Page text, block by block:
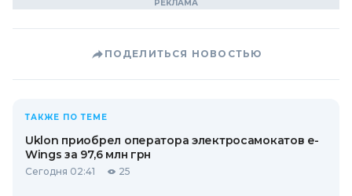
ПОДЕЛИТЬСЯ НОВОСТЬЮ
ТАКЖЕ ПО ТЕМЕ
Uklon приобрел оператора электросамокатов e-
Wings за 97,6 млн грн
Сегодня 02:41 25